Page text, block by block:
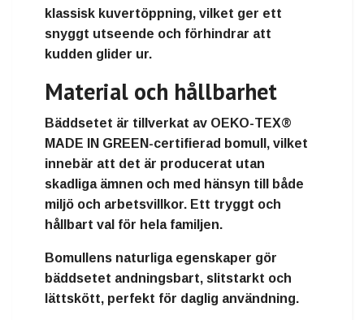
klassisk kuvertöppning, vilket ger ett
snyggt utseende och förhindrar att
kudden glider ur.
Material och hållbarhet
Bäddsetet är tillverkat av OEKO-TEX®
MADE IN GREEN-certifierad bomull , vilket
innebär att det är producerat utan
skadliga ämnen och med hänsyn till både
miljö och arbetsvillkor. Ett tryggt och
hållbart val för hela familjen.
Bomullens naturliga egenskaper gör
bäddsetet andningsbart, slitstarkt och
lättskött, perfekt för daglig användning.